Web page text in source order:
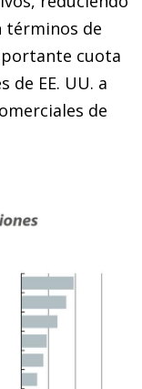
términos de
cuota
de EE. UU. a
de